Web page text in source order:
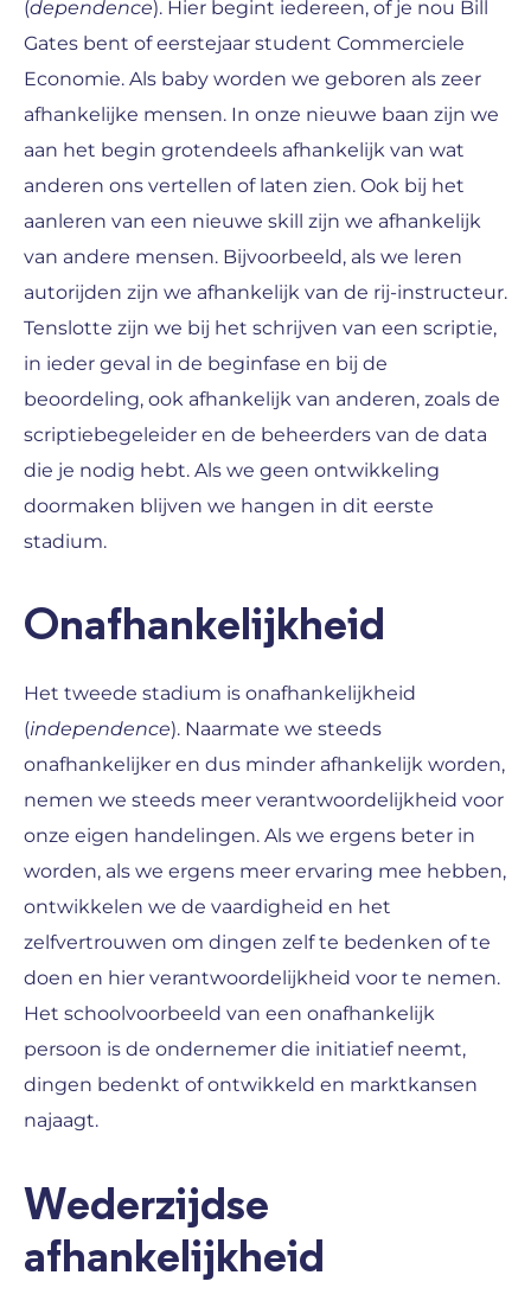
(dependence). Hier begint iedereen, of je nou Bill
Gates bent of eerstejaar student Commerciele
Economie. Als baby worden we geboren als zeer
afhankelijke mensen. In onze nieuwe baan zijn we
aan het begin grotendeels afhankelijk van wat
anderen ons vertellen of laten zien. Ook bij het
aanleren van een nieuwe skill zijn we afhankelijk
van andere mensen. Bijvoorbeeld, als we leren
autorijden zijn we afhankelijk van de rij-instructeur.
Tenslotte zijn we bij het schrijven van een scriptie,
in ieder geval in de beginfase en bij de
beoordeling, ook afhankelijk van anderen, zoals de
scriptiebegeleider en de beheerders van de data
die je nodig hebt. Als we geen ontwikkeling
doormaken blijven we hangen in dit eerste
stadium.
Onafhankelijkheid
Het tweede stadium is onafhankelijkheid
(independence). Naarmate we steeds
onafhankelijker en dus minder afhankelijk worden,
nemen we steeds meer verantwoordelijkheid voor
onze eigen handelingen. Als we ergens beter in
worden, als we ergens meer ervaring mee hebben,
ontwikkelen we de vaardigheid en het
zelfvertrouwen om dingen zelf te bedenken of te
doen en hier verantwoordelijkheid voor te nemen.
Het schoolvoorbeeld van een onafhankelijk
persoon is de ondernemer die initiatief neemt,
dingen bedenkt of ontwikkeld en marktkansen
najaagt.
Wederzijdse
afhankelijkheid